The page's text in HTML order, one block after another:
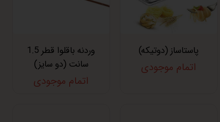
پاستاساز (دوتیکه)
اتمام موجودی
وردنه باقلوا قطر 1.5
سانت (دو سایز)
اتمام موجودی